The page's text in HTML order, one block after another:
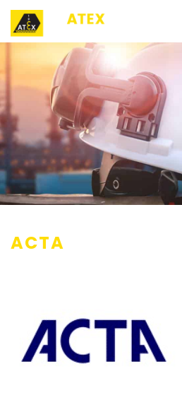
ACTA